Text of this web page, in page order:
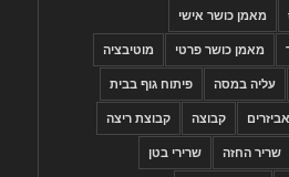
מאמן כושר אישי
מאמן כושר פרטי מוטיבציה
עליה במסה פיתוח גוף בבית
קבוצה קבוצת ריצה
שריר החזה שרירי בטן